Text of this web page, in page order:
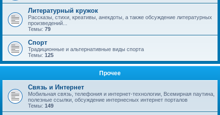
Литературный кружок
Рассказы, стихи, креативы, анекдоты, а также обсуждение литературных
произведений...
Темы: 79
Спорт
Традиционные и альтернативные виды спорта
Темы: 125
Прочее
Связь и Интернет
Мобильная связь, телефония и интернет-технологии, Всемирная паутина,
полезные ссылки, обсуждение интернесных интернет порталов
Темы: 149